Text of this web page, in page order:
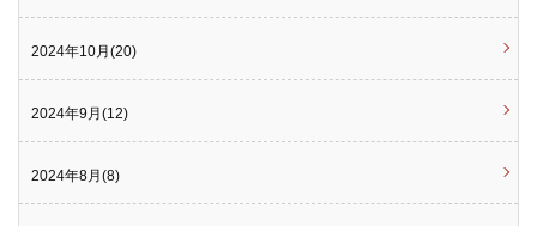
2024年10月(20)
2024年9月(12)
2024年8月(8)